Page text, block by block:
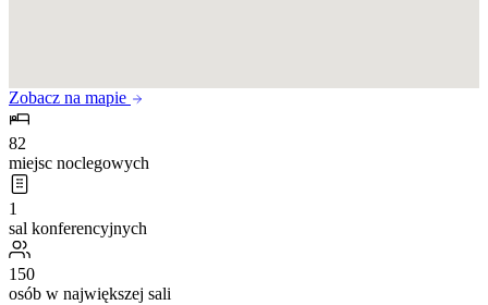
Zobacz na mapie
82
miejsc noclegowych
1
sal konferencyjnych
150
osób w największej sali